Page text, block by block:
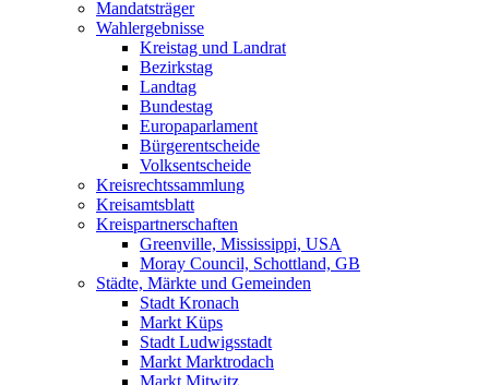
Mandatsträger
Wahlergebnisse
Kreistag und Landrat
Bezirkstag
Landtag
Bundestag
Europaparlament
Bürgerentscheide
Volksentscheide
Kreisrechtssammlung
Kreisamtsblatt
Kreispartnerschaften
Greenville, Mississippi, USA
Moray Council, Schottland, GB
Städte, Märkte und Gemeinden
Stadt Kronach
Markt Küps
Stadt Ludwigsstadt
Markt Marktrodach
Markt Mitwitz